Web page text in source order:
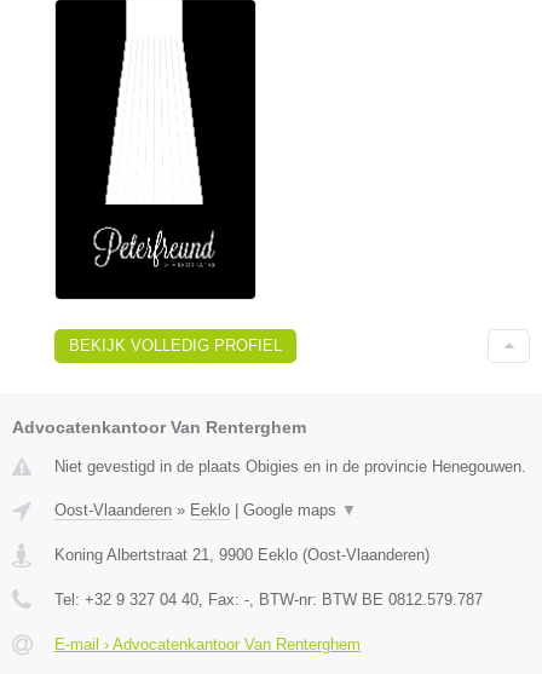
BEKIJK VOLLEDIG PROFIEL
Advocatenkantoor Van Renterghem
Niet gevestigd in de plaats Obigies en in de provincie Henegouwen.
Oost-Vlaanderen » Eeklo Google maps ▼
Koning Albertstraat 21, 9900 Eeklo (Oost-Vlaanderen)
Tel: +32 9 327 04 40, Fax: -, BTW-nr: BTW BE 0812.579.787
E-mail › Advocatenkantoor Van Renterghem